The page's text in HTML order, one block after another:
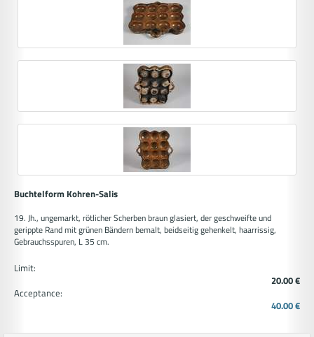
Buchtelform Kohren-Salis
19. Jh., ungemarkt, rötlicher Scherben braun glasiert, der geschweifte und
gerippte Rand mit grünen Bändern bemalt, beidseitig gehenkelt, haarrissig,
Gebrauchsspuren, L 35 cm.
Limit:
20.00 €
Acceptance:
40.00 €